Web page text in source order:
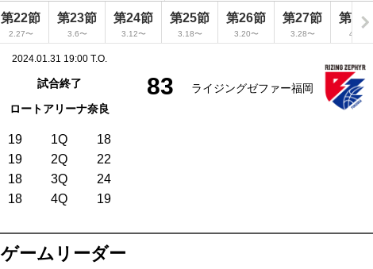
第22節
2.27〜
第23節
3.6〜
第24節
3.12〜
第25節
3.18〜
第26節
3.20〜
第27節
3.28〜
第28節
4.1〜
2024.01.31 19:00 T.O.
試合終了
ロートアリーナ奈良
19 1Q
18
19
2Q
22
18
3Q
24
18
4Q 19
83 ライジングゼファー福岡
ゲームリーダー